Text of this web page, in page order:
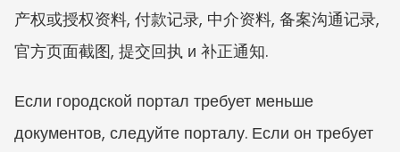
产权或授权资料, 付款记录, 中介资料, 备案沟通记录,
官方页面截图, 提交回执 и 补正通知.
Если городской портал требует меньше
документов, следуйте порталу. Если он требует